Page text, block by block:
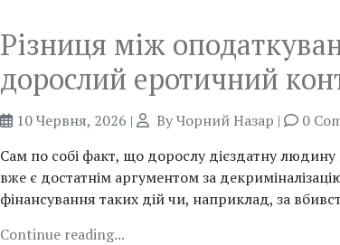
Різниця між
дорослий еротичний
10 Червня, 2026 | ByЧорний Назар |
0
Сам по собі факт, що дорослу дієздатну людину
вже є достатнім аргументом за
фінансування таких дій чи, наприклад, за
Continue reading...